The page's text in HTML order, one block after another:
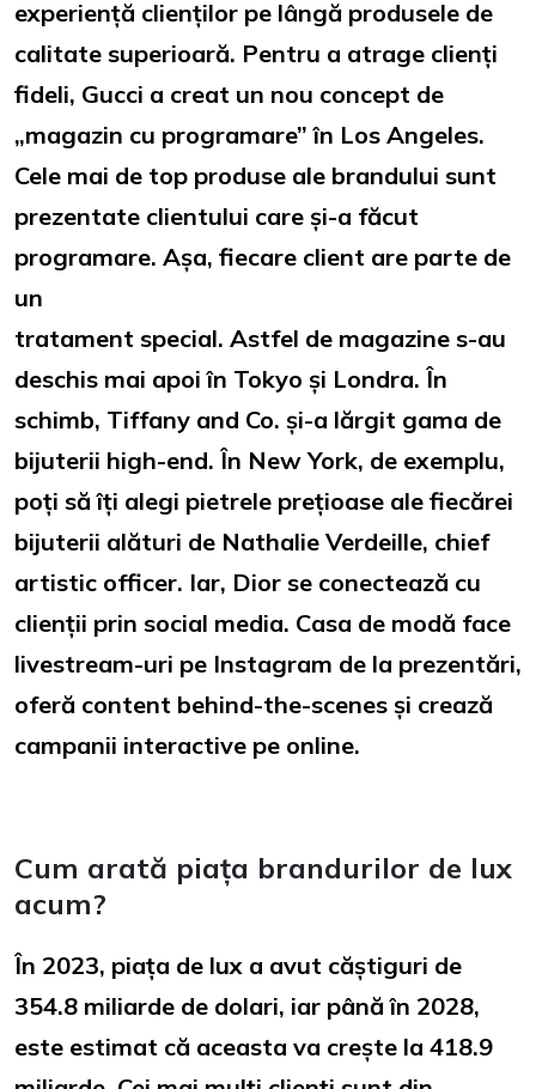
experiență clienților pe lângă produsele de
calitate superioară. Pentru a atrage clienți
fideli, Gucci a creat un nou concept de
„magazin cu programare” în Los Angeles.
Cele mai de top produse ale brandului sunt
prezentate clientului care și-a făcut
programare. Așa, fiecare client are parte de
un
tratament special. Astfel de magazine s-au
deschis mai apoi în Tokyo și Londra. În
schimb, Tiffany and Co. și-a lărgit gama de
bijuterii high-end. În New York, de exemplu,
poți să îți alegi pietrele prețioase ale fiecărei
bijuterii alături de Nathalie Verdeille, chief
artistic officer. Iar, Dior se conectează cu
clienții prin social media. Casa de modă face
livestream-uri pe Instagram de la prezentări,
oferă content behind-the-scenes și crează
campanii interactive pe online.
Cum arată piața brandurilor de lux
acum?
În 2023, piața de lux a avut căștiguri de
354.8 miliarde de dolari, iar până în 2028,
este estimat că aceasta va crește la 418.9